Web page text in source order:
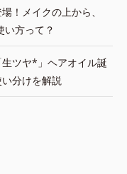
！メイクの上から、
い方って？
生ツヤ*」ヘアオイル誕
分けを解説